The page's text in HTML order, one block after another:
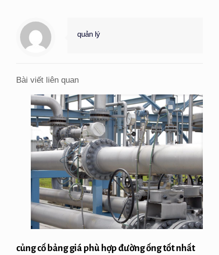
quản lý
Bài viết liên quan
củng cố bảng giá phù hợp đường ống tốt nhất